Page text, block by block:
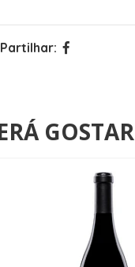
Partilhar:
GOSTAR